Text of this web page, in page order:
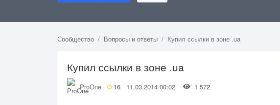
Сообщество Вопросы и ответы Купил ссылки в зоне .ua
Купил ссылки в зоне .ua
ProOne 16 11.03.2014 00:02 1 572